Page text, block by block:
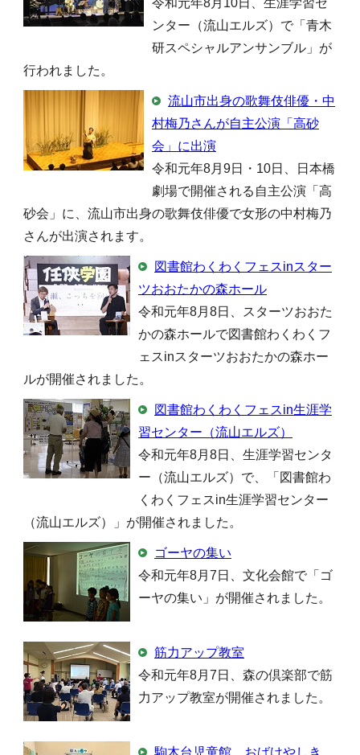
令和元年8月10日、生涯学習セ
ンター（流山エルズ）で「青木
研スペシャルアンサンブル」が
行われました。
流山市出身の歌舞伎俳優・中
村梅乃さんが自主公演「高砂
会」に出演
令和元年8月9日・10日、日本橋
劇場で開催される自主公演「高
砂会」に、流山市出身の歌舞伎俳優で女形の中村梅乃
さんが出演されます。
図書館わくわくフェスinスター
ツおおたかの森ホール
令和元年8月8日、スターツおおた
かの森ホールで図書館わくわくフ
ェスinスターツおおたかの森ホー
ルが開催されました。
図書館わくわくフェスin生涯学
習センター（流山エルズ）
令和元年8月8日、生涯学習センタ
ー（流山エルズ）で、「図書館わ
くわくフェスin生涯学習センター
（流山エルズ）」が開催されました。
ゴーヤの集い
令和元年8月7日、文化会館で「ゴ
ーヤの集い」が開催されました。
筋力アップ教室
令和元年8月7日、森の倶楽部で筋
力アップ教室が開催されました。